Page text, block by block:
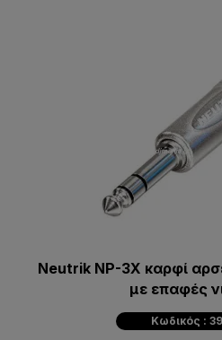
Neutrik NP-3X καρφί
με επαφές
Κωδικός :